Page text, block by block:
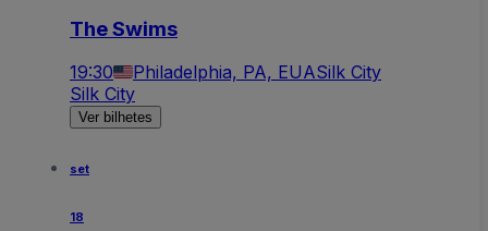
The Swims
19:30 Philadelphia, PA, EUASilk City
Silk City
Ver bilhetes
set
18